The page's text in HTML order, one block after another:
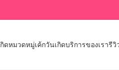
ดหมวดหมู่เค้กวันเกิดบริการของเรารีวิ